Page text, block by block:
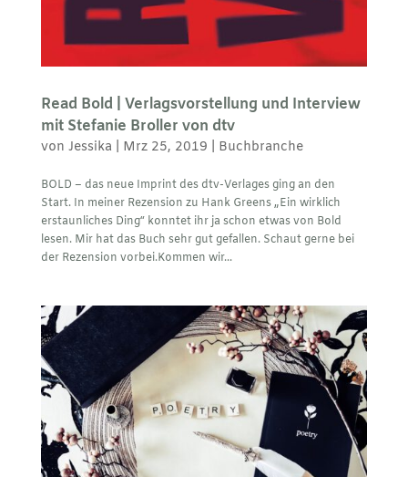
Read Bold | Verlagsvorstellung und Interview
mit Stefanie Broller von dtv
von Jessika Mrz 25, 2019 Buchbranche
BOLD – das neue Imprint des dtv-Verlages ging an den
Start. In meiner Rezension zu Hank Greens „Ein wirklich
erstaunliches Ding“ konntet ihr ja schon etwas von Bold
lesen. Mir hat das Buch sehr gut gefallen. Schaut gerne bei
der Rezension vorbei.Kommen wir...